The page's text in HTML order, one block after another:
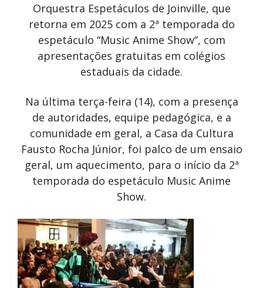
Orquestra Espetáculos de Joinville, que
retorna em 2025 com a 2ª temporada do
espetáculo “Music Anime Show”, com
apresentações gratuitas em colégios
estaduais da cidade.
Na última terça-feira (14), com a presença
de autoridades, equipe pedagógica, e a
comunidade em geral, a Casa da Cultura
Fausto Rocha Júnior, foi palco de um ensaio
geral, um aquecimento, para o início da 2ª
temporada do espetáculo Music Anime
Show.